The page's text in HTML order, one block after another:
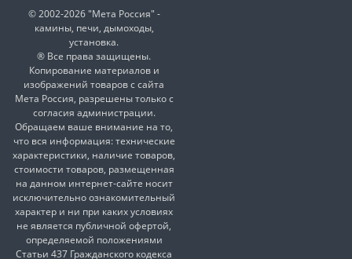
© 2002-2026 "Мета Россия" -
камины, печи, дымоходы,
установка.
® Все права защищены.
Копирование материалов и
изображений товаров с сайта
Мета Россия, разрешены только с
согласия администрации.
Обращаем ваше внимание на то,
что вся информация: технические
характеристики, наличие товаров,
стоимости товаров, размещенная
на данном интернет-сайте носит
исключительно ознакомительный
характер и ни при каких условиях
не является публичной офертой,
определяемой положениями
Статьи 437 Гражданского кодекса